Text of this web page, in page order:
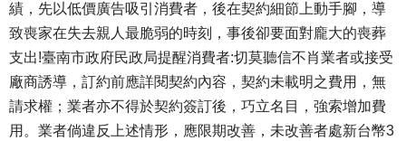
績，先以低價廣告吸引消費者，後在契約細節上動手腳，導
致喪家在失去親人最脆弱的時刻，事後卻要面對龐大的喪葬
支出!臺南市政府民政局提醒消費者:切莫聽信不肖業者或接受
廠商誘導，訂約前應詳閱契約內容，契約未載明之費用，無
請求權；業者亦不得於契約簽訂後，巧立名目，強索增加費
用。業者倘違反上述情形，應限期改善，未改善者處新台幣3